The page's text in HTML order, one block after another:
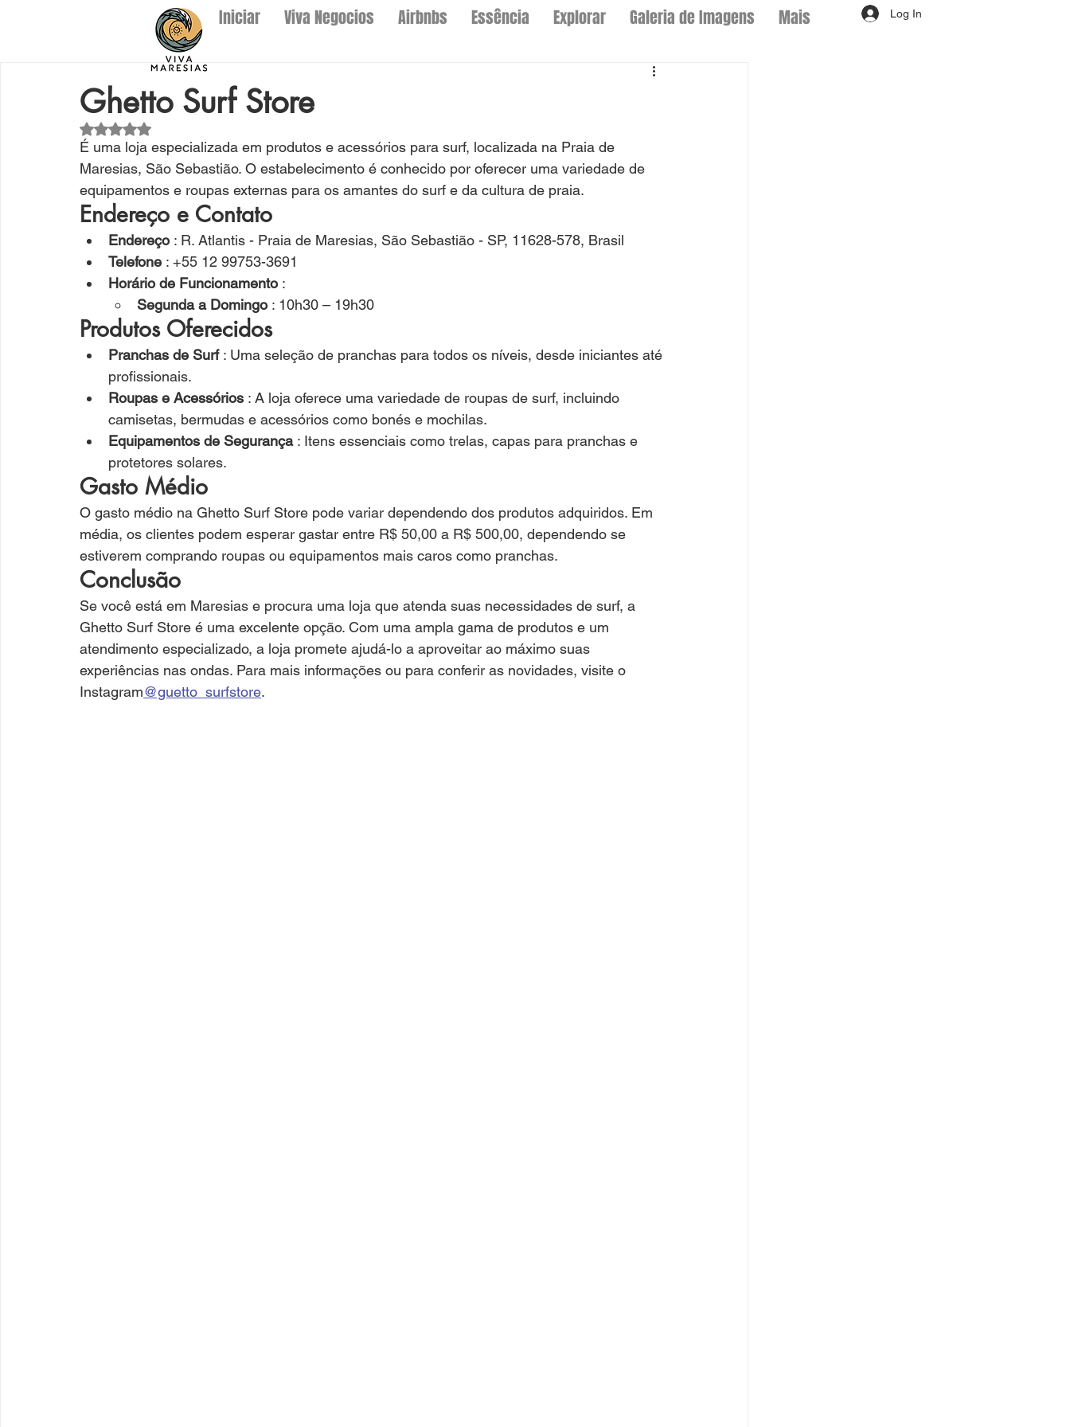
Iniciar Viva Negocios Airbnbs Essência Explorar Galeria de Imagens Mais Log In
Ghetto Surf Store
Avaliado com NaN de 5 estrelas.
É uma loja especializada em produtos e acessórios para surf, localizada na Praia de
Maresias, São Sebastião. O estabelecimento é conhecido por oferecer uma variedade de
equipamentos e roupas externas para os amantes do surf e da cultura de praia.
Endereço e Contato
Endereço : R. Atlantis - Praia de Maresias, São Sebastião - SP, 11628-578, Brasil
Telefone : +55 12 99753-3691
Horário de Funcionamento :
Segunda a Domingo : 10h30 – 19h30
Produtos Oferecidos
Pranchas de Surf : Uma seleção de pranchas para todos os níveis, desde iniciantes até
profissionais.
Roupas e Acessórios : A loja oferece uma variedade de roupas de surf, incluindo
camisetas, bermudas e acessórios como bonés e mochilas.
Equipamentos de Segurança : Itens essenciais como trelas, capas para pranchas e
protetores solares.
Gasto Médio
O gasto médio na Ghetto Surf Store pode variar dependendo dos produtos adquiridos. Em
média, os clientes podem esperar gastar entre R$ 50,00 a R$ 500,00, dependendo se
estiverem comprando roupas ou equipamentos mais caros como pranchas.
Conclusão
Se você está em Maresias e procura uma loja que atenda suas necessidades de surf, a
Ghetto Surf Store é uma excelente opção. Com uma ampla gama de produtos e um
atendimento especializado, a loja promete ajudá-lo a aproveitar ao máximo suas
experiências nas ondas. Para mais informações ou para conferir as novidades, visite o
Instagram@guetto_surfstore.